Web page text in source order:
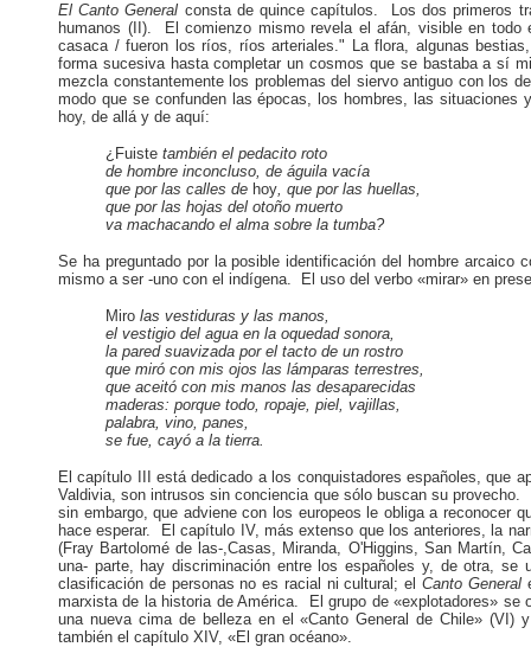
El Canto General consta de quince capítulos. Los dos primeros
humanos (II). El comienzo mismo revela el afán, visible en
casaca / fueron los ríos, ríos arteriales." La flora, algunas
forma sucesiva hasta completar un cosmos que se bastaba a sí
mezcla constantemente los problemas del siervo antiguo con los
modo que se confunden las épocas, los hombres, las
hoy, de allá y de aquí:
¿Fuiste también el pedacito roto
de hombre inconcluso, de águila vacía
que por las calles de hoy, que por las huellas,
que por las hojas del otoño muerto
va machacando el alma sobre la tumba?
Se ha preguntado por la posible identificación del hombre
mismo a ser -uno con el indígena. El uso del verbo «mirar» en
Miro las vestiduras y las manos,
el vestigio del agua en la oquedad sonora,
la pared suavizada por el tacto de un rostro
que miró con mis ojos las lámparas terrestres,
que aceitó con mis manos las desaparecidas
maderas: porque todo, ropaje, piel, vajillas,
palabra, vino, panes,
se fue, cayó a la tierra.
El capítulo III está dedicado a los conquistadores españoles, que
Valdivia, son intrusos sin conciencia que sólo buscan su
sin embargo, que adviene con los europeos le obliga a reconocer
hace esperar. El capítulo IV, más extenso que los anteriores, la
(Fray Bartolomé de las-,Casas, Miranda, O'Higgins, San Martín,
una- parte, hay discriminación entre los españoles y, de otra,
clasificación de personas no es racial ni cultural; el Canto General
marxista de la historia de América. El grupo de «explotadores»
una nueva cima de belleza en el «Canto General de Chile»
también el capítulo XIV, «El gran océano».